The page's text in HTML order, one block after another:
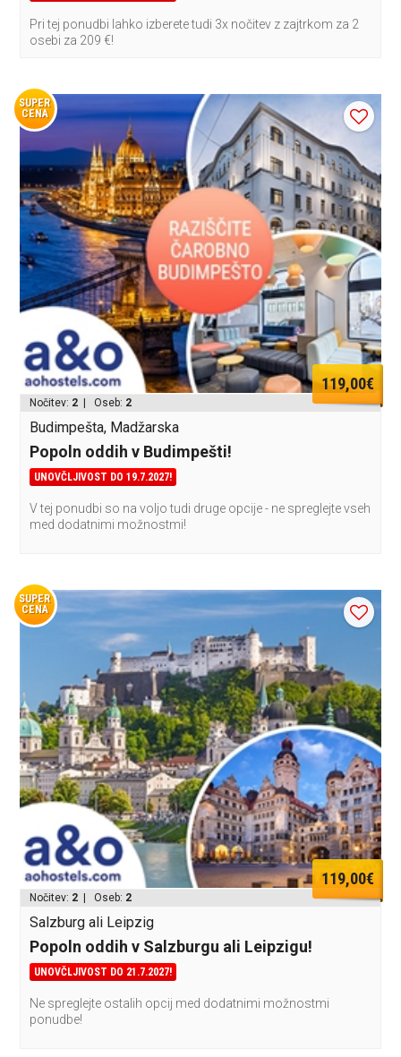
Pri tej ponudbi lahko izberete tudi 3x nočitev z zajtrkom za 2
osebi za 209 €!
SUPER
CENA
119,00€
Nočitev: 2 | Oseb: 2
Budimpešta, Madžarska
Popoln oddih v Budimpešti!
UNOVČLJIVOST DO 19.7.2027!
V tej ponudbi so na voljo tudi druge opcije - ne spreglejte vseh
med dodatnimi možnostmi!
SUPER
CENA
119,00€
Nočitev: 2 | Oseb: 2
Salzburg ali Leipzig
Popoln oddih v Salzburgu ali Leipzigu!
UNOVČLJIVOST DO 21.7.2027!
Ne spreglejte ostalih opcij med dodatnimi možnostmi
ponudbe!